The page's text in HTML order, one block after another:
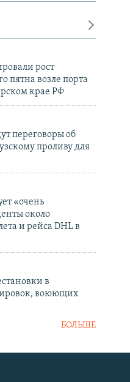
рост
пятна возле порта
крае РФ
переговоры об
проливу для
«очень
около
и рейса DHL в
в
воюющих
БОЛЬШЕ